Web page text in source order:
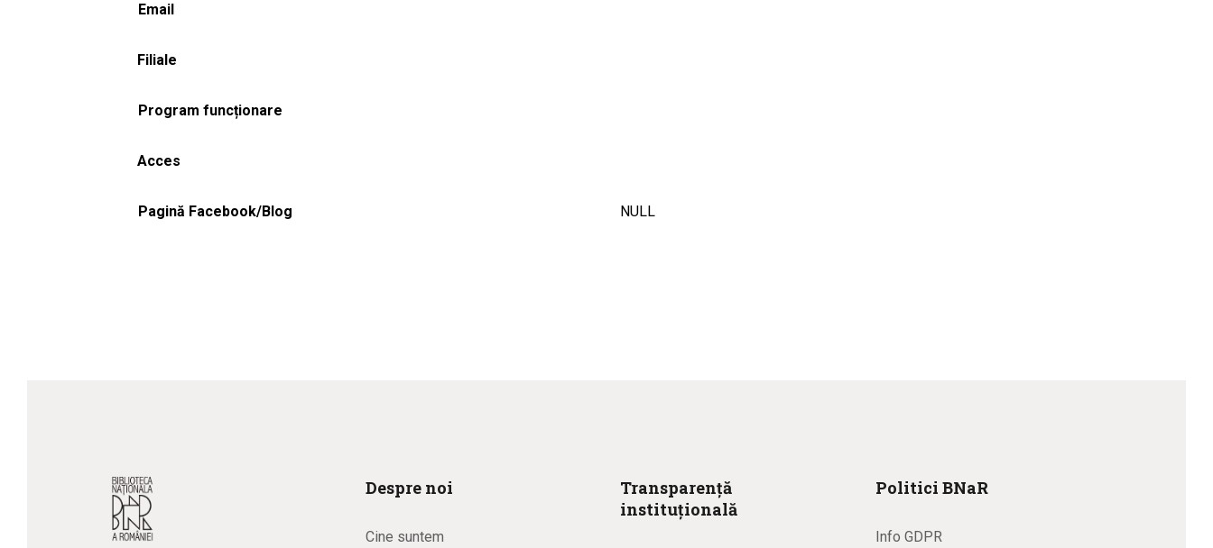
Email
Filiale
Program funcționare
Acces
Pagină Facebook/Blog NULL
Despre noi
Cine suntem
Transparență
instituțională
Politici BNaR
Info GDPR